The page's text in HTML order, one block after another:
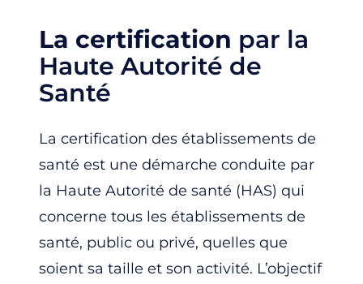
La certification par la
Haute Autorité de
Santé
La certification des établissements de
santé est une démarche conduite par
la Haute Autorité de santé (HAS) qui
concerne tous les établissements de
santé, public ou privé, quelles que
soient sa taille et son activité. L’objectif